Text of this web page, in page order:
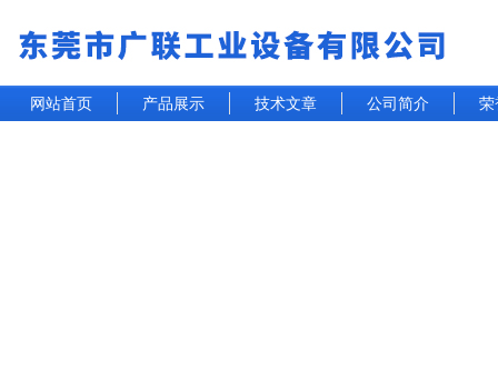
网站首页 产品展示 技术文章 公司简介 荣